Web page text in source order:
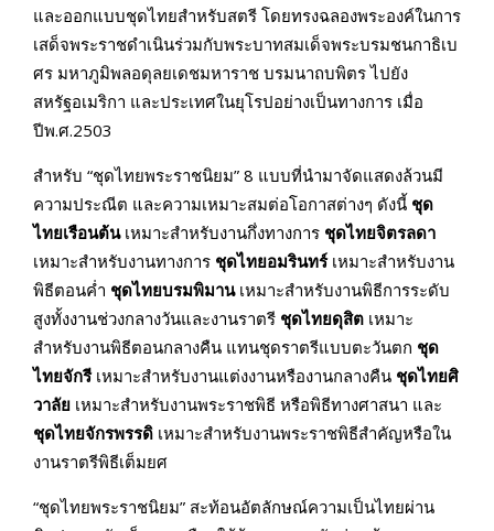
และออกแบบชุดไทยสำหรับสตรี โดยทรงฉลองพระองค์ในการ
เสด็จพระราชดำเนินร่วมกับพระบาทสมเด็จพระบรมชนกาธิเบ
ศร มหาภูมิพลอดุลยเดชมหาราช บรมนาถบพิตร ไปยัง
สหรัฐอเมริกา และประเทศในยุโรปอย่างเป็นทางการ เมื่อ
ปีพ.ศ.2503
สำหรับ “ชุดไทยพระราชนิยม” 8 แบบที่นำมาจัดแสดงล้วนมี
ความประณีต และความเหมาะสมต่อโอกาสต่างๆ ดังนี้ ชุด
ไทยเรือนต้นเหมาะสำหรับงานกึ่งทางการ ชุดไทยจิตรลดา
เหมาะสำหรับงานทางการ ชุดไทยอมรินทร์เหมาะสำหรับงาน
พิธีตอนค่ำ ชุดไทยบรมพิมานเหมาะสำหรับงานพิธีการระดับ
สูงทั้งงานช่วงกลางวันและงานราตรี ชุดไทยดุสิต เหมาะ
สำหรับงานพิธีตอนกลางคืน แทนชุดราตรีแบบตะวันตก ชุด
ไทยจักรีเหมาะสำหรับงานแต่งงานหรืองานกลางคืน ชุดไทยศิ
วาลัย เหมาะสำหรับงานพระราชพิธี หรือพิธีทางศาสนา และ
ชุดไทยจักรพรรดิ เหมาะสำหรับงานพระราชพิธีสำคัญหรือใน
งานราตรีพิธีเต็มยศ
“ชุดไทยพระราชนิยม” สะท้อนอัตลักษณ์ความเป็นไทยผ่าน